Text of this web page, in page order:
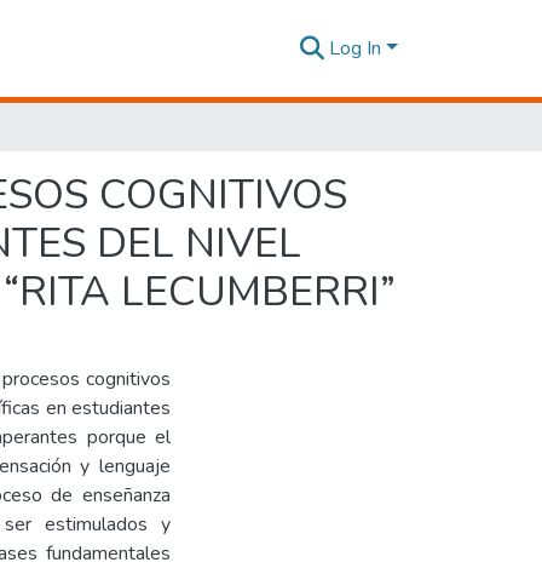
Log In
COGNITIVOS
DEL NIVEL
LECUMBERRI”
cognitivos
en estudiantes
porque el
y lenguaje
de enseñanza
estimulados y
fundamentales